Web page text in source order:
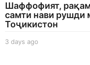
Шаффофият,
самти нави рушди
Тоҷикистон
3 days ago